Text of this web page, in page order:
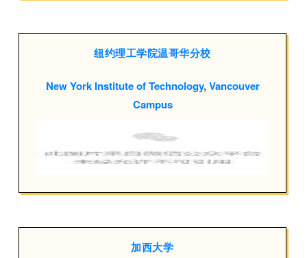
纽约理工学院温哥华分校
New York Institute of Technology, Vancouver
Campus
加西大学